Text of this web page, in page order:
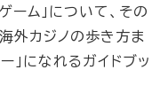
ーム」について、その
外カジノの歩き方ま
」になれるガイドブッ